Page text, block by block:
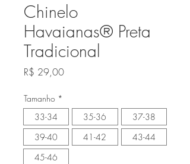
Chinelo
Havaianas® Preta
Tradicional
R$ 29,00Preço
Tamanho *
33-34
35-36
37-38
39-40
41-42
43-44
45-46